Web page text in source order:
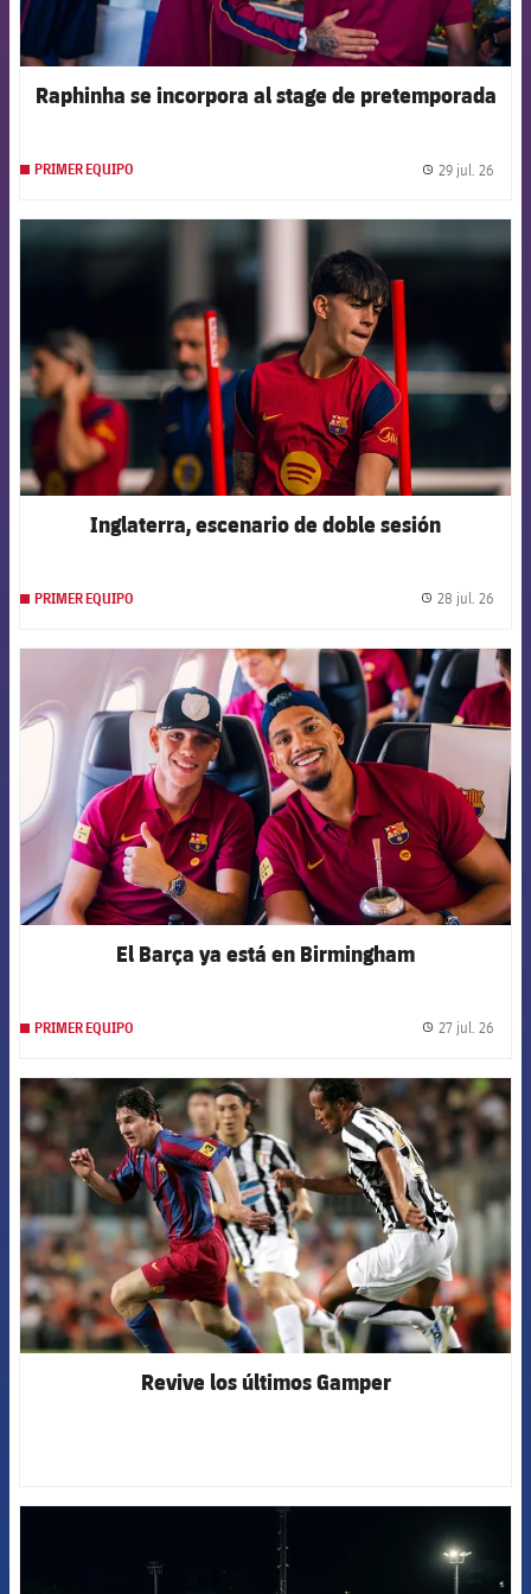
Raphinha se incorpora al stage de pretemporada
PRIMER EQUIPO 29 jul. 26
Inglaterra, escenario de doble sesión
PRIMER EQUIPO 28 jul. 26
FCB Barcelona badge
El Barça ya está en Birmingham
PRIMER EQUIPO 27 jul. 26
FCB Barcelona badge
Revive los últimos Gamper
FCB Barcelona badge